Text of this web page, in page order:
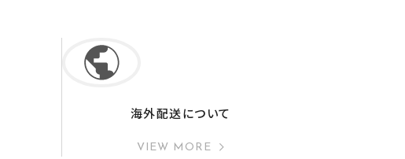
海外配送について
VIEW MORE